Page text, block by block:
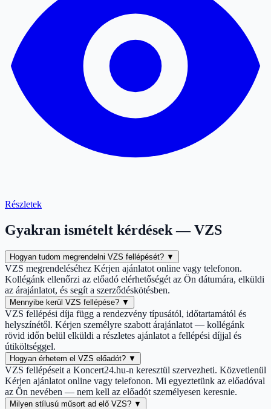
Részletek
Gyakran ismételt kérdések — VZS
Hogyan tudom megrendelni VZS fellépését? ▼
VZS megrendeléséhez Kérjen ajánlatot online vagy telefonon.
Kollégánk ellenőrzi az előadó elérhetőségét az Ön dátumára, elküldi
az árajánlatot, és segít a szerződéskötésben.
Mennyibe kerül VZS fellépése? ▼
VZS fellépési díja függ a rendezvény típusától, időtartamától és
helyszínétől. Kérjen személyre szabott árajánlatot — kollégánk
rövid időn belül elküldi a részletes ajánlatot a fellépési díjjal és
útiköltséggel.
Hogyan érhetem el VZS előadót? ▼
VZS fellépéseit a Koncert24.hu-n keresztül szervezheti. Közvetlenül
Kérjen ajánlatot online vagy telefonon. Mi egyeztetünk az előadóval
az Ön nevében — nem kell az előadót személyesen keresnie.
Milyen stílusú műsort ad elő VZS? ▼